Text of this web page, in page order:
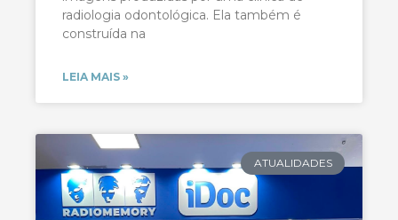
radiologia odontológica. Ela também é
construída na
LEIA MAIS »
ATUALIDADES